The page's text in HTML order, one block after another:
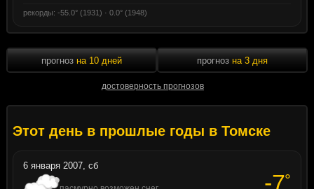
рекорды: -55.0° (1931) · 0.0° (1948)
прогноз на 10 дней
достоверность прогнозов
прогноз на 3 дня
Этот день в прошлые годы в Томске
6 января 2007, сб
-7°